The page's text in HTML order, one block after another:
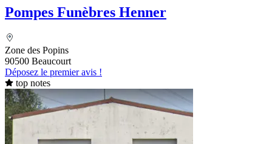
Pompes Funèbres Henner
Zone des Popins
90500 Beaucourt
Déposez le premier avis !
top notes